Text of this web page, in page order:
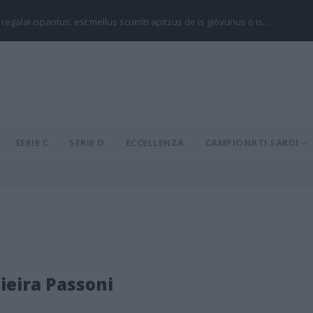
regalai ispantus: est mellus scumiti apitzus de is giòvunus o is…
SERIE C SERIE D ECCELLENZA CAMPIONATI SARDI
Passoni